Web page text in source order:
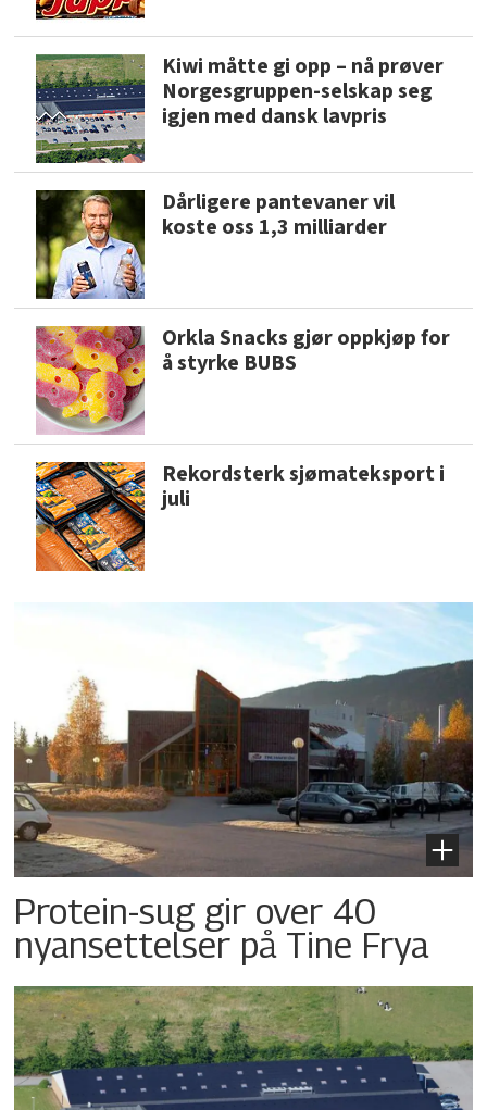
Kiwi måtte gi opp – nå prøver
Norgesgruppen-selskap seg
igjen med dansk lavpris
Dårligere pantevaner vil
koste oss 1,3 milliarder
Orkla Snacks gjør oppkjøp for
å styrke BUBS
Rekordsterk sjømateksport i
juli
Protein-sug gir over 40
nyansettelser på Tine Frya